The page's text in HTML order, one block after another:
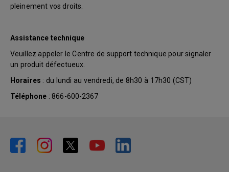
pleinement vos droits.
Assistance technique
Veuillez appeler le Centre de support technique pour signaler
un produit défectueux.
Horaires : du lundi au vendredi, de 8h30 à 17h30 (CST)
Téléphone : 866-600-2367